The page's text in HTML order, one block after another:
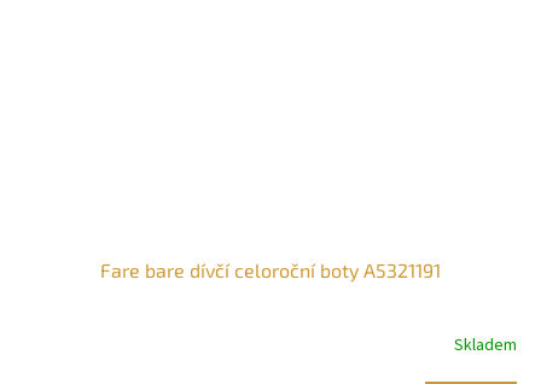
Fare bare dívčí celoroční boty A5321191
Skladem